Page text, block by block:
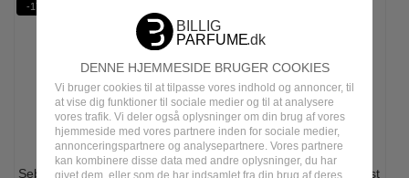
DENNE HJEMMESIDE BRUGER COOKIES
Vi bruger cookies til at tilpasse vores indhold og annoncer, til
at vise dig funktioner til sociale medier og til at analysere
vores trafik. Vi deler også oplysninger om din brug af vores
hjemmeside med vores partnere inden for sociale medier,
annonceringspartnere og analysepartnere. Vores partnere
kan kombinere disse data med andre oplysninger, du har
givet dem, eller som de har indsamlet fra din brug af deres
-17%
Sebastian Professional - Craft Moroccanoil - Treatment Mist